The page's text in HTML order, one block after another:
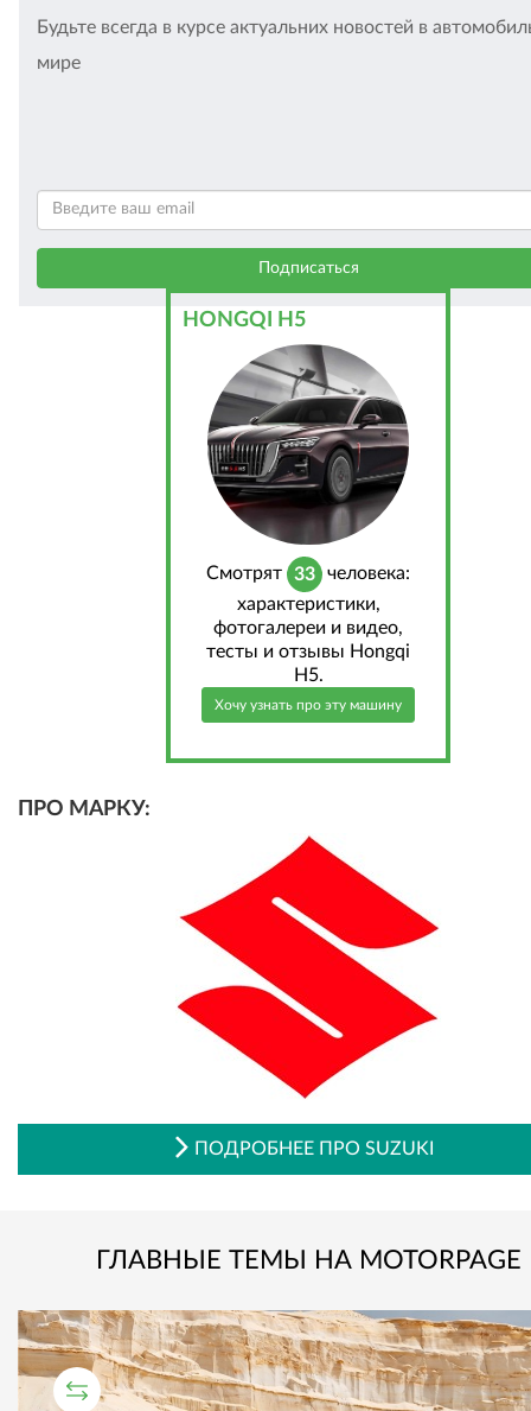
Будьте всегда в курсе актуальних новостей в
мире
HONGQI H5
Cмотрят 33
человека:
характеристики,
фотогалереи и видео,
тесты и отзывы Hongqi
H5.
Хочу узнать про эту машину
ПРО МАРКУ:
ПОДРОБНЕЕ ПРО SUZUKI
ГЛАВНЫЕ ТЕМЫ НА MOTORPAGE
СРАВНИТЕЛЬНЫЙ ТЕСТ